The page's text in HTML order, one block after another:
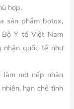
hợp.
sản phẩm botox,
Y tế Việt Nam
nhận quốc tế như
mờ nếp nhăn
hạn chế tình